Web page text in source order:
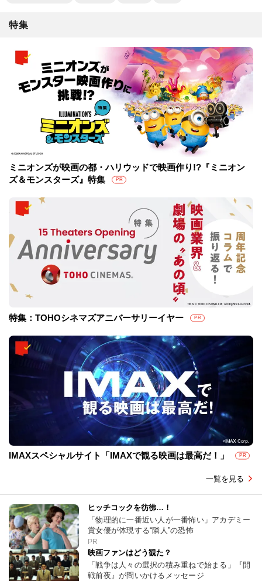
特集
ミニオンズが映画の都・ハリウッドで映画作り!?『ミニオン
ズ＆モンスターズ』特集
PR
特集：TOHOシネマズアニバーサリーイヤー PR
IMAXスペシャルサイト「IMAXで観る映画は最高だ！」 PR
一覧を見る
ヒッチコックを彷彿…！
「物理的に一番近い人が一番怖い」アカデミー
賞女優が体現する“隣人”の恐怖
PR
映画ファンはどう観た？
「戦争は人々の選択の積み重ねで始まる」『開
戦前夜』が問いかけるメッセージ